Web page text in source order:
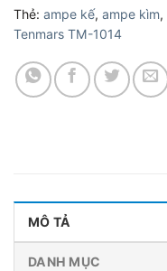
Thẻ: ampe kế, ampe kìm,
Tenmars TM-1014
MÔ TẢ
DANH MỤC